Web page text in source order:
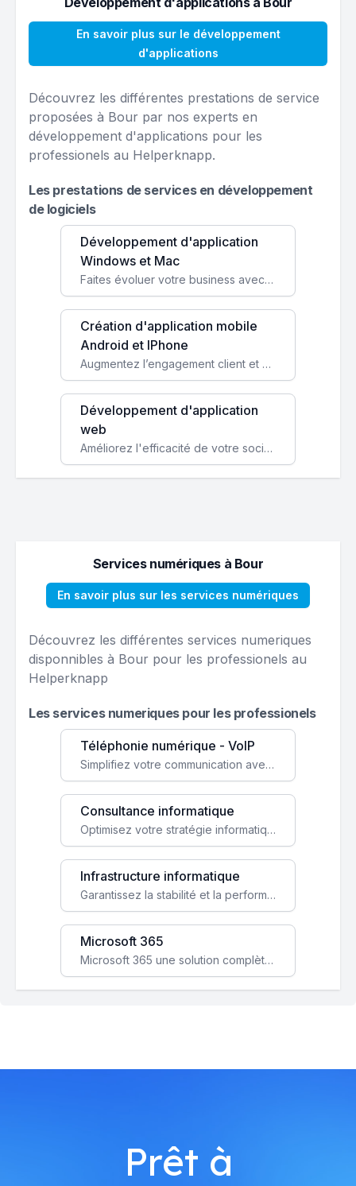
En savoir plus sur le développement
d'applications
Découvrez les différentes prestations de service
proposées à Bour par nos experts en
développement d'applications pour les
professionels au Helperknapp.
Les prestations de services en développement
de logiciels
Développement d'application
Windows et Mac
Faites évoluer votre business avec des solutions logicielles personnalisées, parfaitement adaptées à vos besoins spécifiques.
Création d'application mobile
Android et IPhone
Augmentez l’engagement client et simplifiez vos processus avec une application mobile sur mesure, disponible sur iOS et Android.
Développement d'application
web
Améliorez l'efficacité de votre société avec une application web personnalisée accessible partout et tout le temps.
Services numériques à Bour
En savoir plus sur les services numériques
Découvrez les différentes services numeriques
disponnibles à Bour pour les professionels au
Helperknapp
Les services numeriques pour les professionels
Téléphonie numérique - VoIP
Simplifiez votre communication avec une solution VoIP flexible, économique et adaptée à vos besoins professionnels.
Consultance informatique
Optimisez votre stratégie informatique avec l'expertise de nos consultants pour améliorer votre efficacité et sécurité.
Infrastructure informatique
Garantissez la stabilité et la performance de votre entreprise avec une infrastructure IT sécurisée et évolutive.
Microsoft 365
Microsoft 365 une solution complète qui booste votre productivité, renforce la sécurité de vos données et facilite la collaboration.
Prêt à